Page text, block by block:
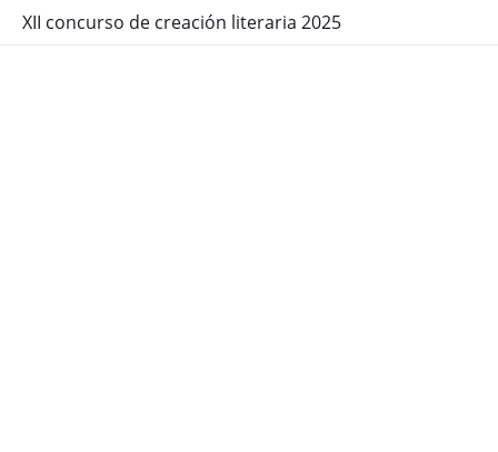
XII concurso de creación literaria 2025